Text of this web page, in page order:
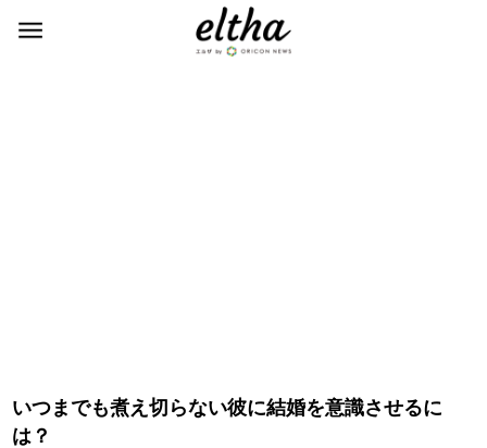
いつまでも煮え切らない彼に結婚を意識させるに
は？